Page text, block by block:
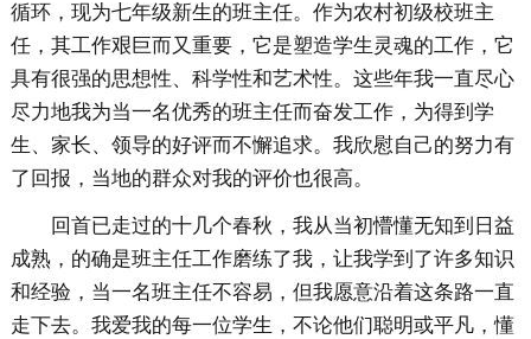
循环，现为七年级新生的班主任。作为农村初级校班主
任，其工作艰巨而又重要，它是塑造学生灵魂的工作，它
具有很强的思想性、科学性和艺术性。这些年我一直尽心
尽力地我为当一名优秀的班主任而奋发工作，为得到学
生、家长、领导的好评而不懈追求。我欣慰自己的努力有
了回报，当地的群众对我的评价也很高。
回首已走过的十几个春秋，我从当初懵懂无知到日益
成熟，的确是班主任工作磨练了我，让我学到了许多知识
和经验，当一名班主任不容易，但我愿意沿着这条路一直
走下去。我爱我的每一位学生，不论他们聪明或平凡，懂